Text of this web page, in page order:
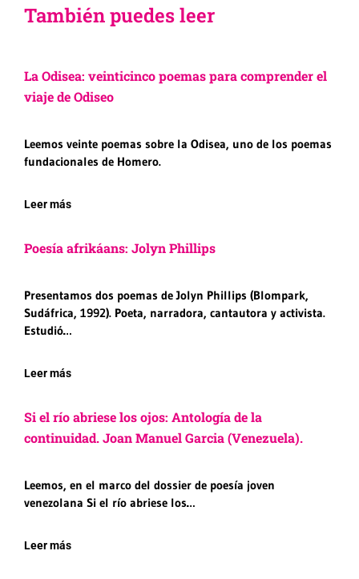
También puedes leer
La Odisea: veinticinco poemas para comprender el
viaje de Odiseo
Leemos veinte poemas sobre la Odisea, uno de los poemas
fundacionales de Homero.
Leer más
Poesía afrikáans: Jolyn Phillips
Presentamos dos poemas de Jolyn Phillips (Blompark,
Sudáfrica, 1992). Poeta, narradora, cantautora y activista.
Estudió…
Leer más
Si el río abriese los ojos: Antología de la
continuidad. Joan Manuel Garcia (Venezuela).
Leemos, en el marco del dossier de poesía joven
venezolana Si el río abriese los…
Leer más